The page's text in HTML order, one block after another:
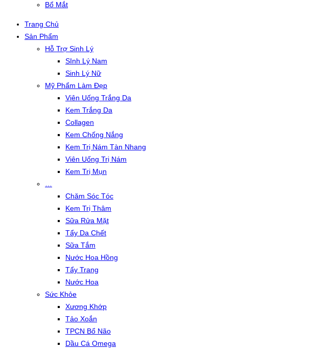
Bổ Mắt
Trang Chủ
Sản Phẩm
Hỗ Trợ Sinh Lý
SInh Lý Nam
Sinh Lý Nữ
Mỹ Phẩm Làm Đẹp
Viên Uống Trắng Da
Kem Trắng Da
Collagen
Kem Chống Nắng
Kem Trị Nám Tàn Nhang
Viên Uống Trị Nám
Kem Trị Mụn
Chăm Sóc Tóc
Kem Trị Thâm
Sữa Rửa Mặt
Tẩy Da Chết
Sữa Tắm
Nước Hoa Hồng
Tẩy Trang
Nước Hoa
Sức Khỏe
Xương Khớp
Tảo Xoắn
TPCN Bổ Não
Dầu Cá Omega